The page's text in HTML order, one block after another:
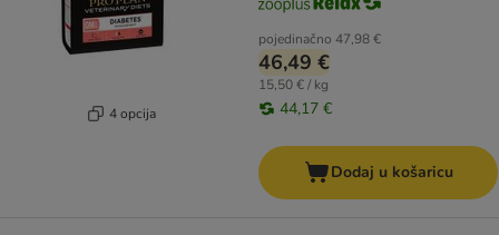
4 opcija
pojedinačno 47,98 €
46,49 €
15,50 € / kg
44,17 €
Dodaj u košaricu